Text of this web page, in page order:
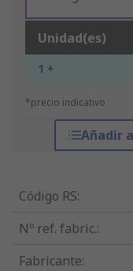
Unidad(es)
1 +
*precio indicativo
Añadir
Código RS:
Nº ref. fabric.:
Fabricante: